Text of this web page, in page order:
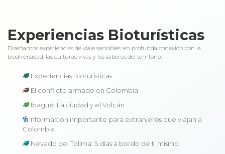
Experiencias Bioturísticas
Diseñamos experiencias de viaje sensibles: en profunda conexión con la
biodiversidad, las culturas vivas y los saberes del territorio.
Experiencias Bioturísticas
El conflicto armado en Colombia
Ibagué: La ciudad y el Volcán
Información importante para extranjeros que viajan a
Colombia
Nevado del Tolima: 5 días a bordo de ti mismo